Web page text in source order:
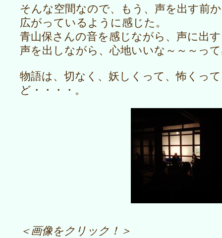
そんな空間なので、もう、声を出す前
広がっているように感じた。
青山保さんの音を感じながら、声に出
声を出しながら、心地いいな～～～っ
物語は、切なく、妖しくって、怖くっ
ど・・・・。
＜画像をクリック！＞